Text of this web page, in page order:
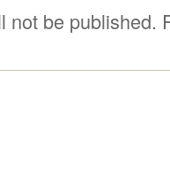
not be published.